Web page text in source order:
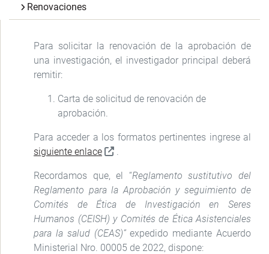
Renovaciones
Para solicitar la renovación de la aprobación de
una investigación, el investigador principal deberá
remitir:
Carta de solicitud de renovación de
aprobación.
Para acceder a los formatos pertinentes ingrese al
siguiente enlace
Recordamos que, el “Reglamento sustitutivo del
Reglamento para la Aprobación y seguimiento de
Comités de Ética de Investigación en Seres
Humanos (CEISH) y Comités de Ética Asistenciales
para la salud (CEAS)”expedido mediante Acuerdo
Ministerial Nro. 00005 de 2022, dispone: